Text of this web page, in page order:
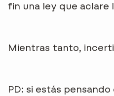
fin una ley que aclare
Mientras tanto,
PD: si estás